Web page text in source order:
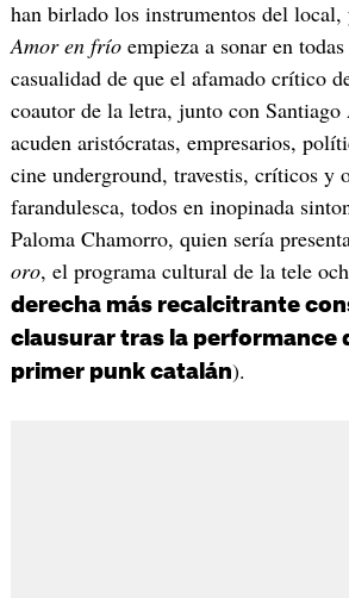
han birlado los instrumentos del local,
Amor en fríoempieza a sonar en
casualidad de que el afamado crítico
coautor de la letra, junto con
acuden aristócratas, empresarios,
cine underground, travestis, críticos y
farandulesca, todos en inopinada
Paloma Chamorro, quien sería
oro, el programa cultural de la tele
derecha más recalcitrante
clausurar tras la performance
primer punk catalán).